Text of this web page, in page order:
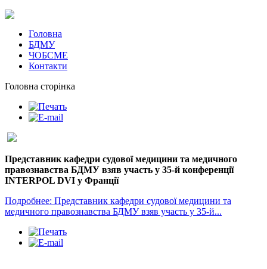
Головна
БДМУ
ЧОБСМЕ
Контакти
Головна сторінка
Представник кафедри судової медицини та медичного
правознавства БДМУ взяв участь у 35-й конференції
INTERPOL DVI у Франції
Подробнее: Представник кафедри судової медицини та
медичного правознавства БДМУ взяв участь у 35-й...